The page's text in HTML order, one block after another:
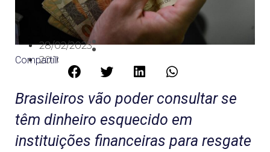
28/02/2023
20:10
Compartilhe:
Brasileiros vão poder consultar se
têm dinheiro esquecido em
instituições financeiras para resgate